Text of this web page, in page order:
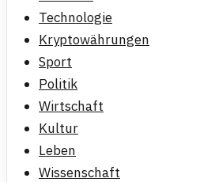
Technologie
Kryptowährungen
Sport
Politik
Wirtschaft
Kultur
Leben
Wissenschaft